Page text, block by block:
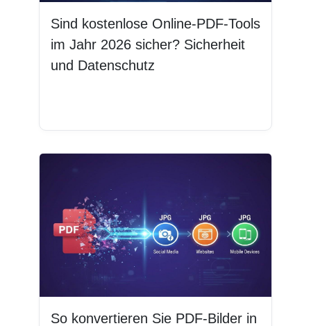
Sind kostenlose Online-PDF-Tools
im Jahr 2026 sicher? Sicherheit
und Datenschutz
So konvertieren Sie PDF-Bilder in